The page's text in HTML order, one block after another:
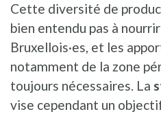
Cette diversité de
bien entendu pas à
Bruxellois·es, et les
notamment de la zone
toujours nécessaires. La
vise cependant un